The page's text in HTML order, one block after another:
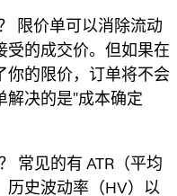
限价单可以消除流动
受的成交价。但如果在
你的限价，订单将不会
解决的是"成本确定
常见的有 ATR（平均
历史波动率（HV）以